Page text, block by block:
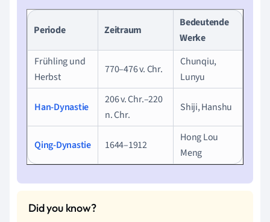
Periode Zeitraum
Bedeutende
Werke
Frühling und
Herbst
770–476 v. Chr.
Chunqiu,
Lunyu
Han-Dynastie
206 v. Chr.–220
n. Chr.
Shiji, Hanshu
Qing-Dynastie 1644–1912
Hong Lou
Meng